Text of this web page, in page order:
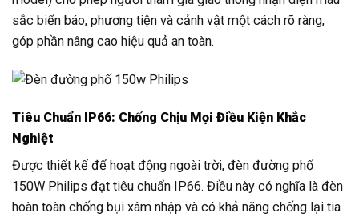
sắc biển báo, phương tiện và cảnh vật một cách rõ ràng,
góp phần nâng cao hiệu quả an toàn.
Tiêu Chuẩn IP66: Chống Chịu Mọi Điều Kiện Khắc
Nghiệt
Được thiết kế để hoạt động ngoài trời, đèn đường phố
150W Philips đạt tiêu chuẩn IP66. Điều này có nghĩa là đèn
hoàn toàn chống bụi xâm nhập và có khả năng chống lại tia